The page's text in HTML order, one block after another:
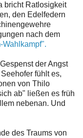
bricht Ratlosigkeit
den Edelfedern
nach dem
Wahlkampf".
der Angst
fühlt es,
von Thilo
ab" ließen es früh
nebenan. Und
des Traums von